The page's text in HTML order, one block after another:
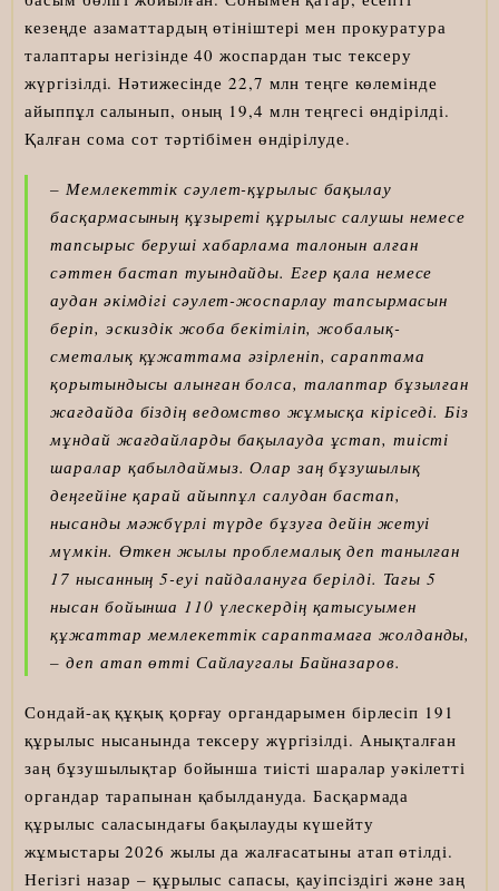
кезеңде азаматтардың өтініштері мен прокуратура
талаптары негізінде 40 жоспардан тыс тексеру
жүргізілді. Нәтижесінде 22,7 млн теңге көлемінде
айыппұл салынып, оның 19,4 млн теңгесі өндірілді.
Қалған сома сот тәртібімен өндірілуде.
– Мемлекеттік сәулет-құрылыс бақылау
басқармасының құзыреті құрылыс салушы немесе
тапсырыс беруші хабарлама талонын алған
сәттен бастап туындайды. Егер қала немесе
аудан әкімдігі сәулет-жоспарлау тапсырмасын
беріп, эскиздік жоба бекітіліп, жобалық-
сметалық құжаттама әзірленіп, сараптама
қорытындысы алынған болса, талаптар бұзылған
жағдайда біздің ведомство жұмысқа кіріседі. Біз
мұндай жағдайларды бақылауда ұстап, тиісті
шаралар қабылдаймыз. Олар заң бұзушылық
деңгейіне қарай айыппұл салудан бастап,
нысанды мәжбүрлі түрде бұзуға дейін жетуі
мүмкін. Өткен жылы проблемалық деп танылған
17 нысанның 5-еуі пайдалануға берілді. Тағы 5
нысан бойынша 110 үлескердің қатысуымен
құжаттар мемлекеттік сараптамаға жолданды,
– деп атап өтті Сайлаугалы Байназаров.
Сондай-ақ құқық қорғау органдарымен бірлесіп 191
құрылыс нысанында тексеру жүргізілді. Анықталған
заң бұзушылықтар бойынша тиісті шаралар уәкілетті
органдар тарапынан қабылдануда. Басқармада
құрылыс саласындағы бақылауды күшейту
жұмыстары 2026 жылы да жалғасатыны атап өтілді.
Негізгі назар – құрылыс сапасы, қауіпсіздігі және заң